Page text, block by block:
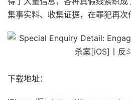
集事实料、收集证据，在罪犯再次
下载地址：